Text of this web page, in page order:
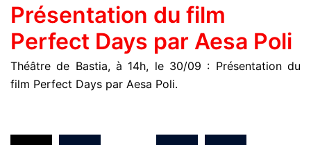
Présentation du film
Perfect Days par Aesa Poli
Théâtre de Bastia, à 14h, le 30/09 : Présentation du
film Perfect Days par Aesa Poli.